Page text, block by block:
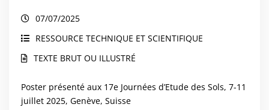
07/07/2025
RESSOURCE TECHNIQUE ET SCIENTIFIQUE
TEXTE BRUT OU ILLUSTRÉ
Poster présenté aux 17e Journées d’Etude des Sols, 7-11
juillet 2025, Genève, Suisse